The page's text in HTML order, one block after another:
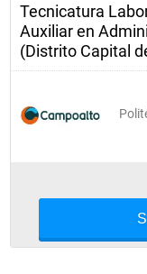
Tecnicatura
Auxiliar en
(Distrito Capital